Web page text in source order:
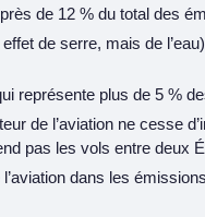
de 12 % du total des
de serre, mais de
représente plus de 5 %
de l’aviation ne cesse
pas les vols entre deux
dans les